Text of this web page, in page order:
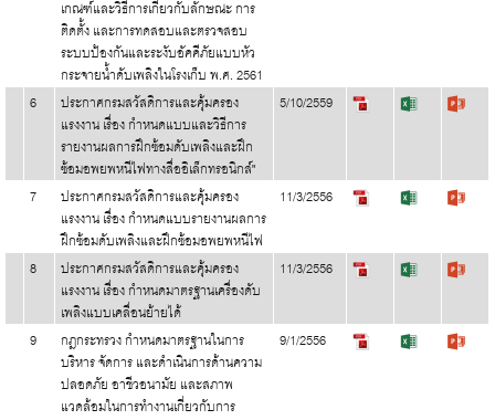
เกณฑ์และวิธีการเกี่ยวกับลักษณะ การ
ติดตั้ง และการทดสอบและตรวจสอบ
ระบบป้องกันและระงับอัคคีภัยแบบหัว
กระจายน้ำดับเพลิงในโรงเก็บ พ.ศ. 2561
6
ประกาศกรมสวัสดิการและคุ้มครอง
แรงงาน เรื่อง กำหนดแบบและวิธีการ
รายงานผลการฝึกซ้อมดับเพลิงและฝึก
ซ้อมอพยพหนีไฟทางสื่ออิเล็กทรอนิกส์"
5/10/2559
7 ประกาศกรมสวัสดิการและคุ้มครอง
แรงงาน เรื่อง กำหนดแบบรายงานผลการ
ฝึกซ้อมดับเพลิงและฝึกซ้อมอพยพหนีไฟ
11/3/2556
8 ประกาศกรมสวัสดิการและคุ้มครอง
แรงงาน เรื่อง กำหนดมาตรฐานเครื่องดับ
เพลิงแบบเคลื่อนย้ายได้
11/3/2556
9 กฎกระทรวง กำหนดมาตรฐานในการ
บริหาร จัดการ และดำเนินการด้านความ
ปลอดภัย อาชีวอนามัย และสภาพ
แวดล้อมในการทำงานเกี่ยวกับการ
9/1/2556